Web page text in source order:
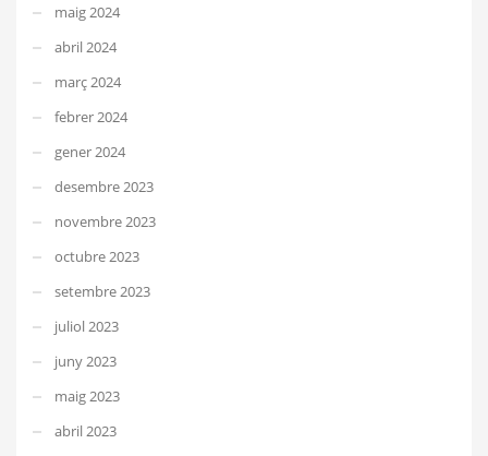
maig 2024
abril 2024
març 2024
febrer 2024
gener 2024
desembre 2023
novembre 2023
octubre 2023
setembre 2023
juliol 2023
juny 2023
maig 2023
abril 2023